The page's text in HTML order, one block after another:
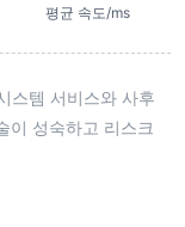
평균 속도/ms
스템 서비스와 사후
이 성숙하고 리스크